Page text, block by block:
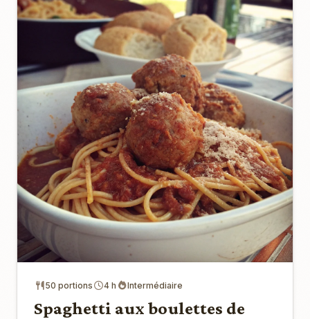
50 portions 4 h Intermédiaire
Spaghetti aux boulettes de